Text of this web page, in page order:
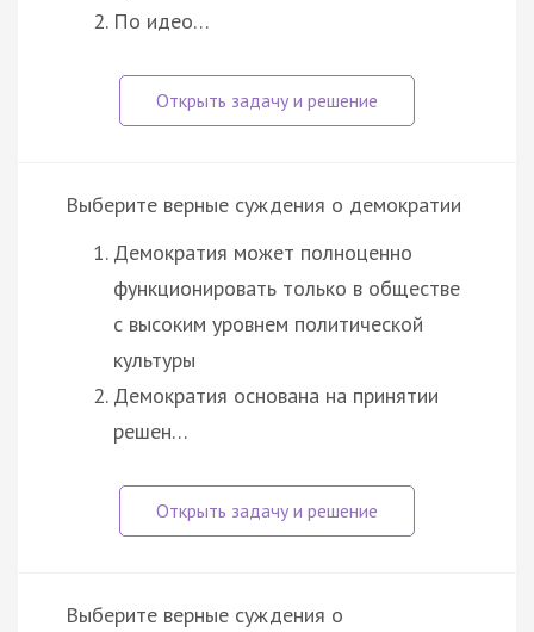
По идео…
Выберите верные суждения о демократии
Демократия может полноценно
функционировать только в обществе
с высоким уровнем политической
культуры
Демократия основана на принятии
решен…
Выберите верные суждения о